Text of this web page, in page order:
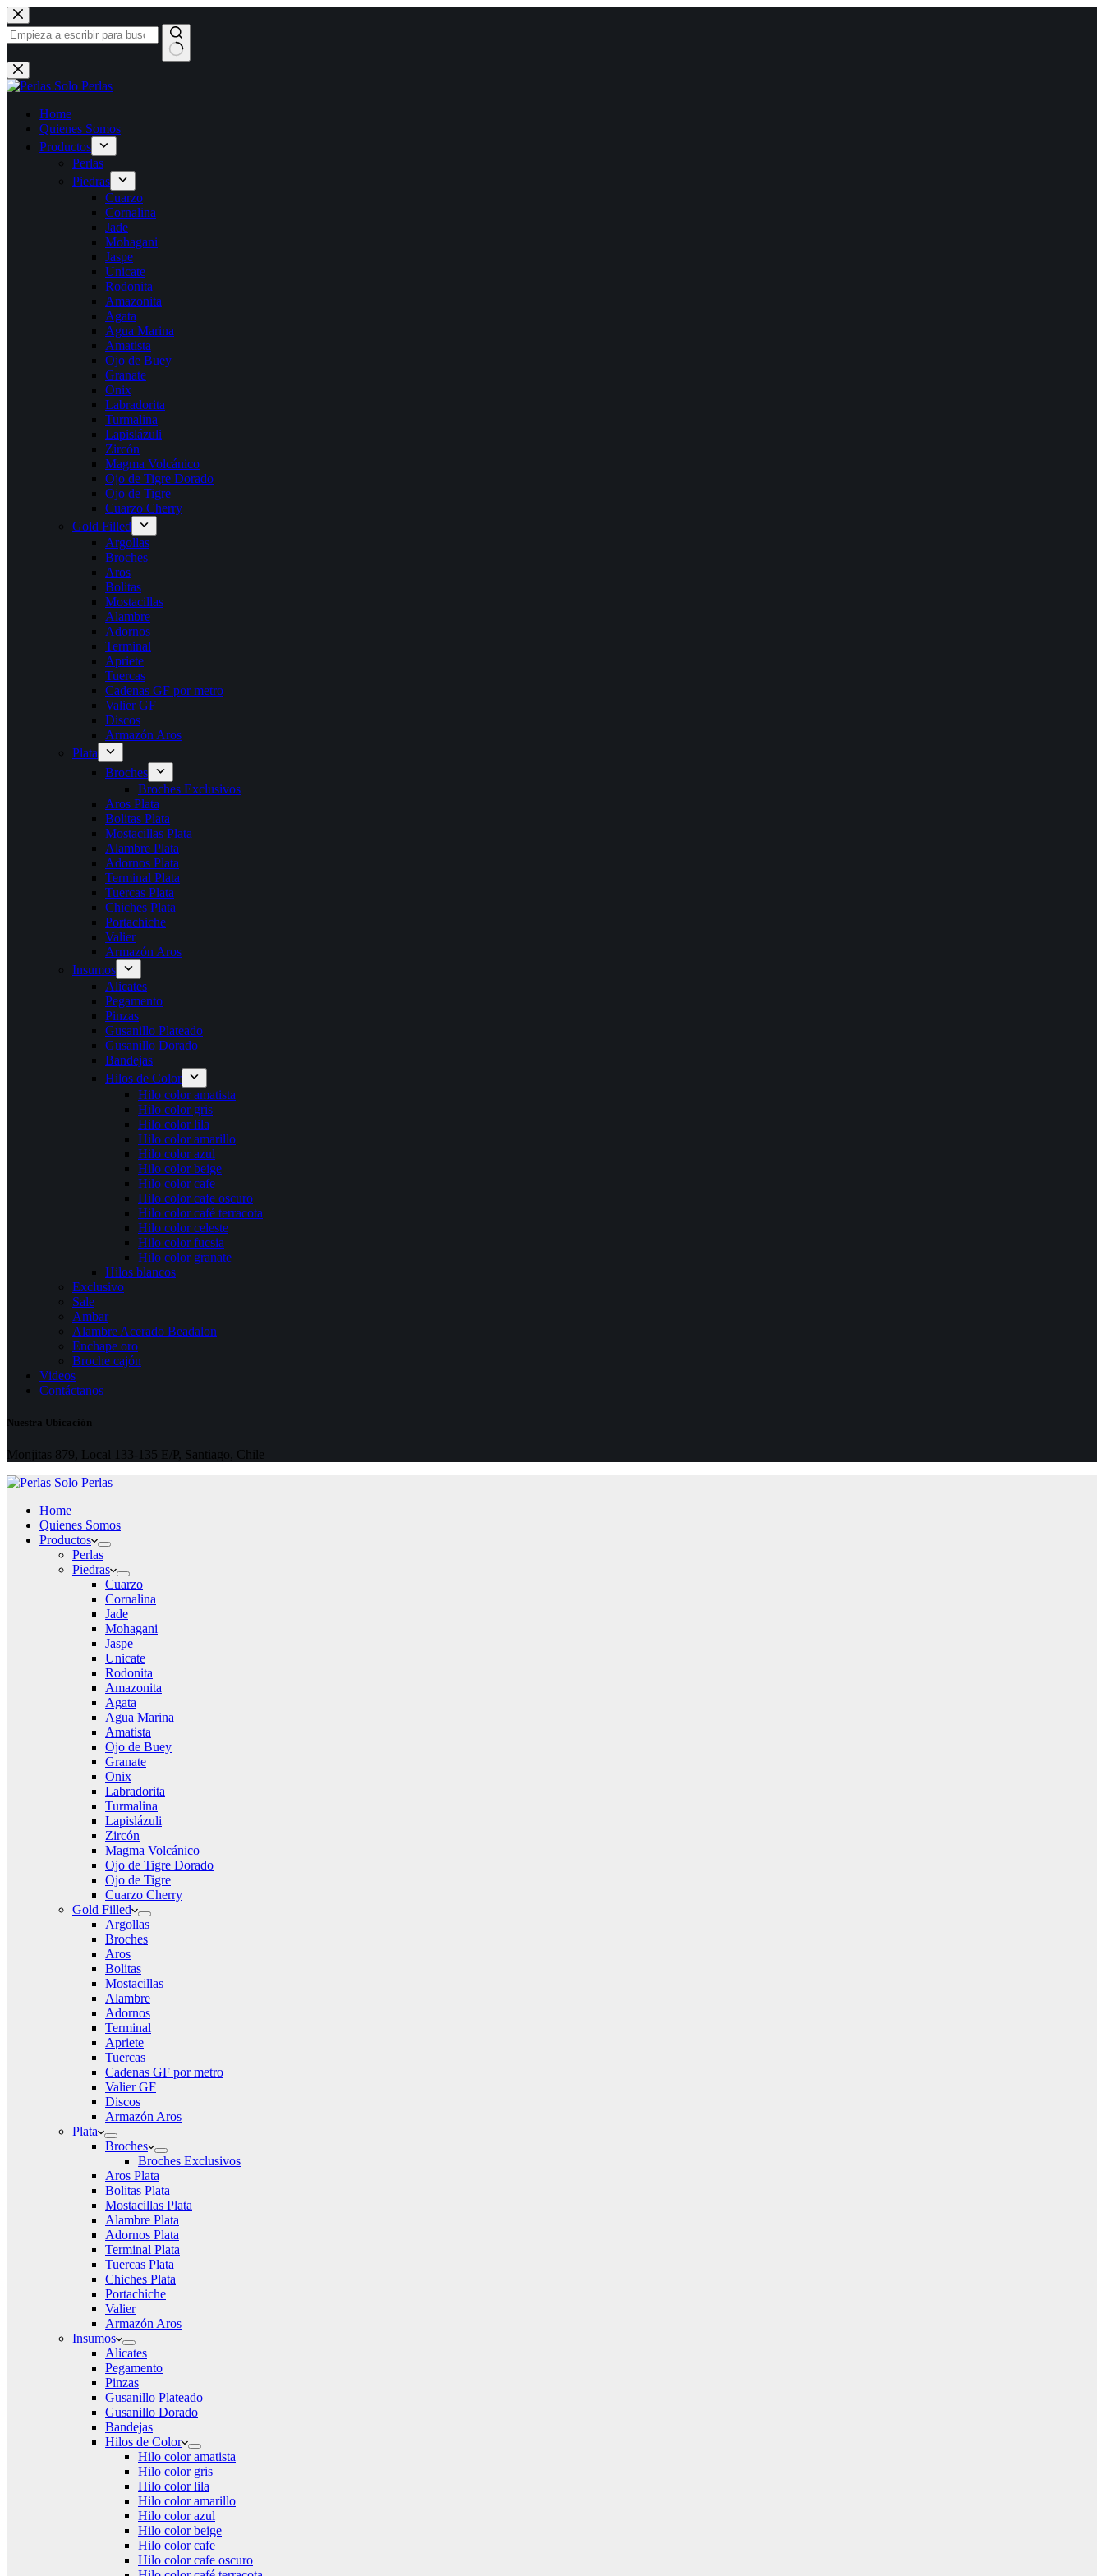
Saltar
al
contenido
Sin
resultados
Home
Quienes Somos
Productos
Perlas
Piedras
Cuarzo
Cornalina
Jade
Mohagani
Jaspe
Unicate
Rodonita
Amazonita
Agata
Agua Marina
Amatista
Ojo de Buey
Granate
Onix
Labradorita
Turmalina
Lapislázuli
Zircón
Magma Volcánico
Ojo de Tigre Dorado
Ojo de Tigre
Cuarzo Cherry
Gold Filled
Argollas
Broches
Aros
Bolitas
Mostacillas
Alambre
Adornos
Terminal
Apriete
Tuercas
Cadenas GF por metro
Valier GF
Discos
Armazón Aros
Plata
Broches
Broches Exclusivos
Aros Plata
Bolitas Plata
Mostacillas Plata
Alambre Plata
Adornos Plata
Terminal Plata
Tuercas Plata
Chiches Plata
Portachiche
Valier
Armazón Aros
Insumos
Alicates
Pegamento
Pinzas
Gusanillo Plateado
Gusanillo Dorado
Bandejas
Hilos de Color
Hilo color amatista
Hilo color gris
Hilo color lila
Hilo color amarillo
Hilo color azul
Hilo color beige
Hilo color cafe
Hilo color cafe oscuro
Hilo color café terracota
Hilo color celeste
Hilo color fucsia
Hilo color granate
Hilos blancos
Exclusivo
Sale
Ambar
Alambre Acerado Beadalon
Enchape oro
Broche cajón
Videos
Contáctanos
Nuestra Ubicación
Monjitas 879, Local 133-135 E/P, Santiago, Chile
Home
Quienes Somos
Productos
Perlas
Piedras
Cuarzo
Cornalina
Jade
Mohagani
Jaspe
Unicate
Rodonita
Amazonita
Agata
Agua Marina
Amatista
Ojo de Buey
Granate
Onix
Labradorita
Turmalina
Lapislázuli
Zircón
Magma Volcánico
Ojo de Tigre Dorado
Ojo de Tigre
Cuarzo Cherry
Gold Filled
Argollas
Broches
Aros
Bolitas
Mostacillas
Alambre
Adornos
Terminal
Apriete
Tuercas
Cadenas GF por metro
Valier GF
Discos
Armazón Aros
Plata
Broches
Broches Exclusivos
Aros Plata
Bolitas Plata
Mostacillas Plata
Alambre Plata
Adornos Plata
Terminal Plata
Tuercas Plata
Chiches Plata
Portachiche
Valier
Armazón Aros
Insumos
Alicates
Pegamento
Pinzas
Gusanillo Plateado
Gusanillo Dorado
Bandejas
Hilos de Color
Hilo color amatista
Hilo color gris
Hilo color lila
Hilo color amarillo
Hilo color azul
Hilo color beige
Hilo color cafe
Hilo color cafe oscuro